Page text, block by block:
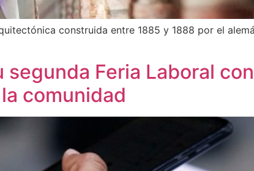
construida entre 1885 y 1888 por el
Feria Laboral
comunidad